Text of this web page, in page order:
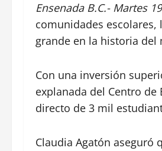
Ensenada B.C.- Martes
comunidades escolares,
grande en la historia del
Con una inversión
explanada del Centro
directo de 3 mil
Claudia Agatón aseguró